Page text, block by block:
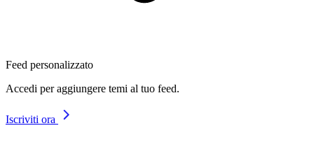
Feed personalizzato
Accedi per aggiungere temi al tuo feed.
Iscriviti ora